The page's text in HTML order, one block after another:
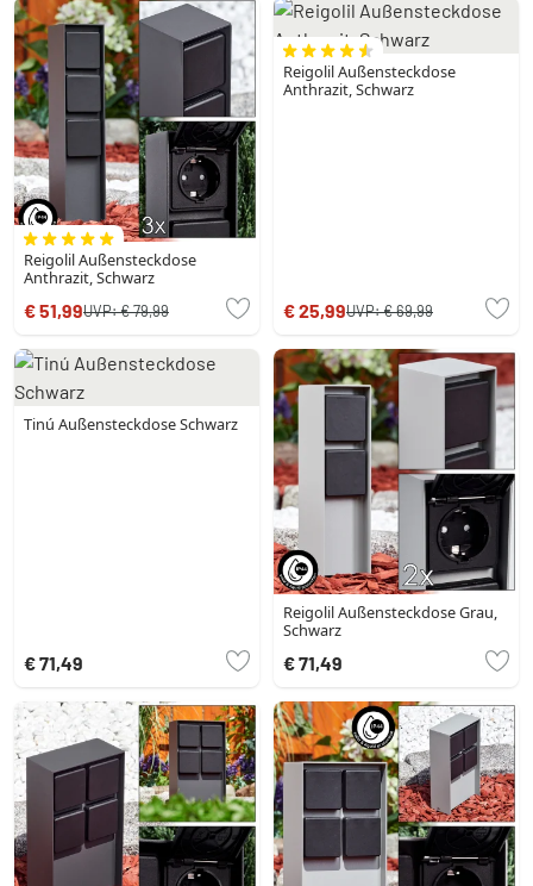
Reigolil Außensteckdose
Anthrazit, Schwarz
€ 51,99UVP:€ 79,99
Reigolil Außensteckdose
Anthrazit, Schwarz
€ 25,99UVP:€ 69,99
Tinú Außensteckdose Schwarz
€ 71,49
Reigolil Außensteckdose Grau,
Schwarz
€ 71,49